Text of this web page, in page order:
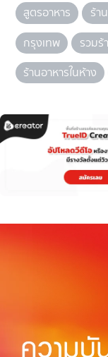
สูตรอาหาร ร้า
กรุงเทพ
รวมร้
ร้านอาหารในห้าง